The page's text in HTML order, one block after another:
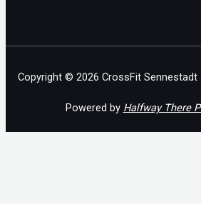
Copyright © 2026 CrossFit Sennestadt
Powered by Halfway There